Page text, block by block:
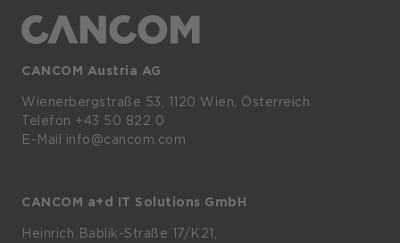
CANCOM Austria AG
Wienerbergstraße 53, 1120 Wien, Österreich
Telefon +43 50 822 0
E-Mail info@cancom.com
CANCOM a+d IT Solutions GmbH
Heinrich Bablik-Straße 17/K21,